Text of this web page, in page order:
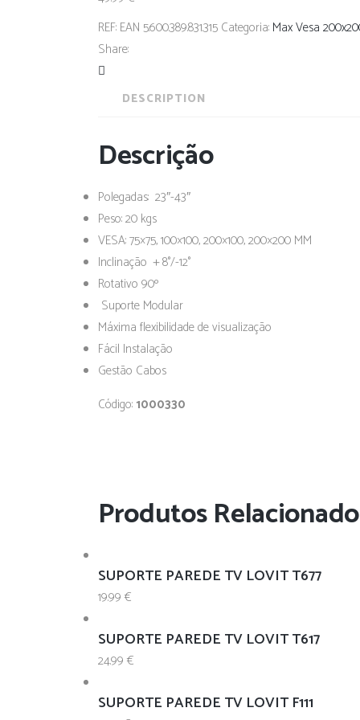
REF: EAN 5.600.389.831.315 Categoria: Max Vesa
Share:
DESCRIPTION
Descrição
Polegadas: 23″-43″
Peso: 20 kgs
VESA: 75×75, 100×100, 200×100, 200×200 MM
Inclinação ＋8°/-12°
Rotativo 90º
Suporte Modular
Máxima flexibilidade de visualização
Fácil Instalação
Gestão Cabos
Código:1000330
Produtos
SUPORTE PAREDE TV LOVIT T677
19.99 €
SUPORTE PAREDE TV LOVIT T617
24.99 €
SUPORTE PAREDE TV LOVIT F111